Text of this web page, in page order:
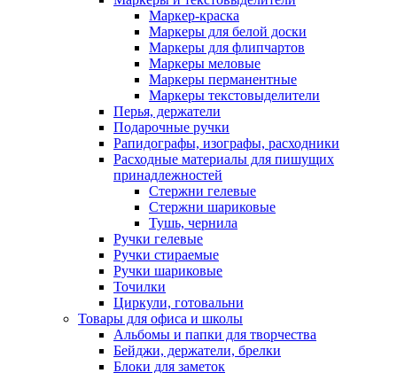
Маркер-краска
Маркеры для белой доски
Маркеры для флипчартов
Маркеры меловые
Маркеры перманентные
Маркеры текстовыделители
Перья, держатели
Подарочные ручки
Рапидографы, изографы, расходники
Расходные материалы для пишущих
принадлежностей
Стержни гелевые
Стержни шариковые
Тушь, чернила
Ручки гелевые
Ручки стираемые
Ручки шариковые
Точилки
Циркули, готовальни
Товары для офиса и школы
Альбомы и папки для творчества
Бейджи, держатели, брелки
Блоки для заметок